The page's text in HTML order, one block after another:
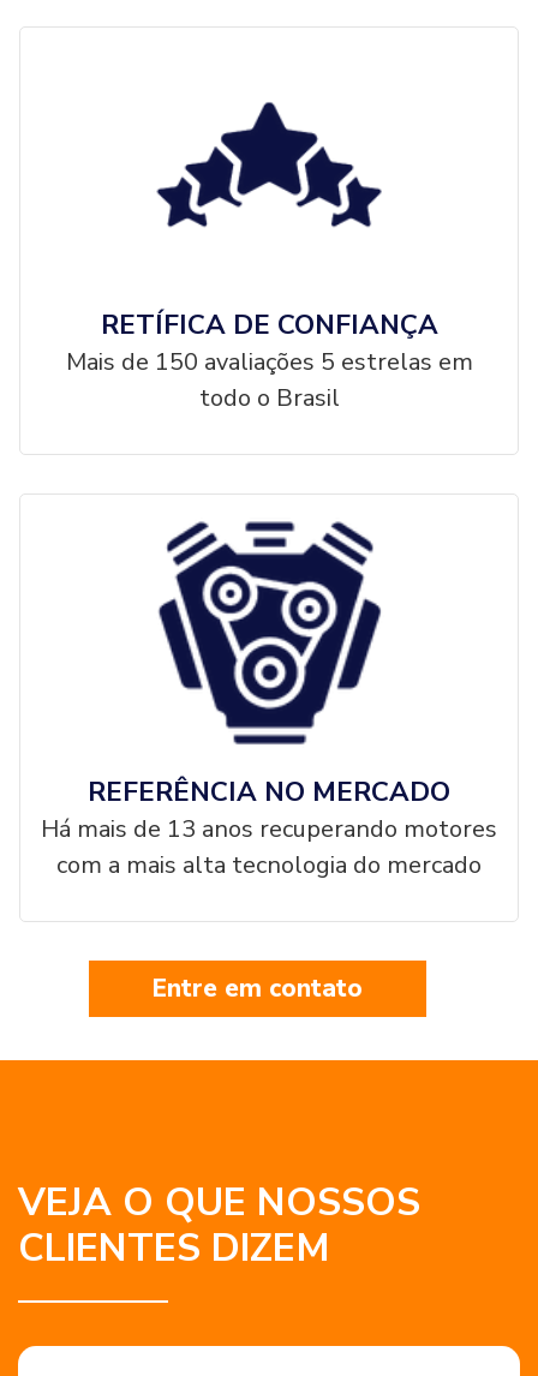
RETÍFICA DE CONFIANÇA
Mais de 150 avaliações 5 estrelas em
todo o Brasil
REFERÊNCIA NO MERCADO
Há mais de 13 anos recuperando motores
com a mais alta tecnologia do mercado
Entre em contato
VEJA O QUE NOSSOS
CLIENTES DIZEM